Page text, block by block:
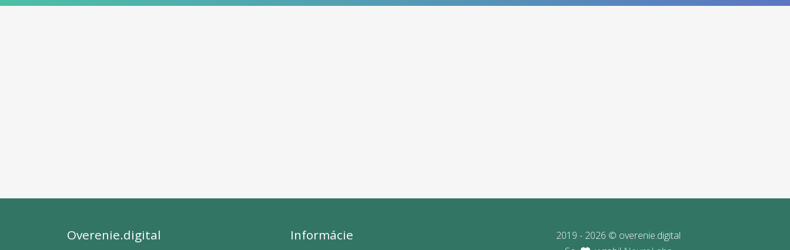
Overenie.digital Informácie
2019 - 2026 © overenie.digital